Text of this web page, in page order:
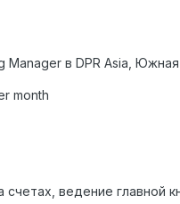
Manager в DPR Asia ,
month
счетах, ведение главной